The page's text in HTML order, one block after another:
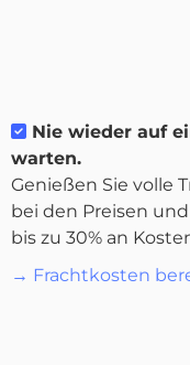
Über
Quicargo
Nie wieder auf
warten.
Genießen Sie volle
bei den Preisen
bis zu 30% an
→ Frachtkosten